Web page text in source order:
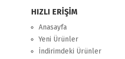
HIZLI ERİŞİM
Anasayfa
Yeni Ürünler
İndirimdeki Ürünler